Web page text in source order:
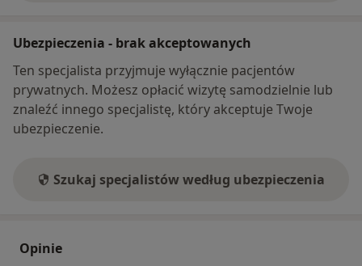
Ubezpieczenia - brak akceptowanych
Ten specjalista przyjmuje wyłącznie pacjentów
prywatnych. Możesz opłacić wizytę samodzielnie lub
znaleźć innego specjalistę, który akceptuje Twoje
ubezpieczenie.
Szukaj specjalistów według ubezpieczenia
Opinie